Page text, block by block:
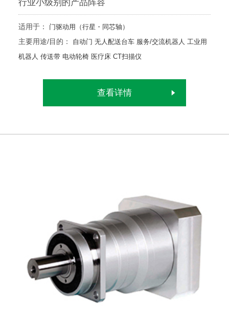
行业小级别的产品阵容
适用于： 门驱动用（行星・同芯轴）
主要用途/目的： 自动门 无人配送台车 服务/交流机器人 工业用
机器人 传送带 电动轮椅 医疗床 CT扫描仪
查看详情